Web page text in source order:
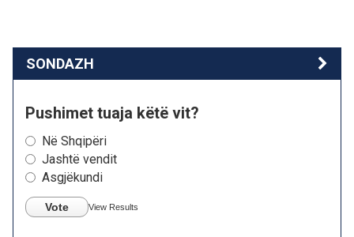
SONDAZH
Pushimet tuaja këtë vit?
Në Shqipëri
Jashtë vendit
Asgjëkundi
Vote View Results